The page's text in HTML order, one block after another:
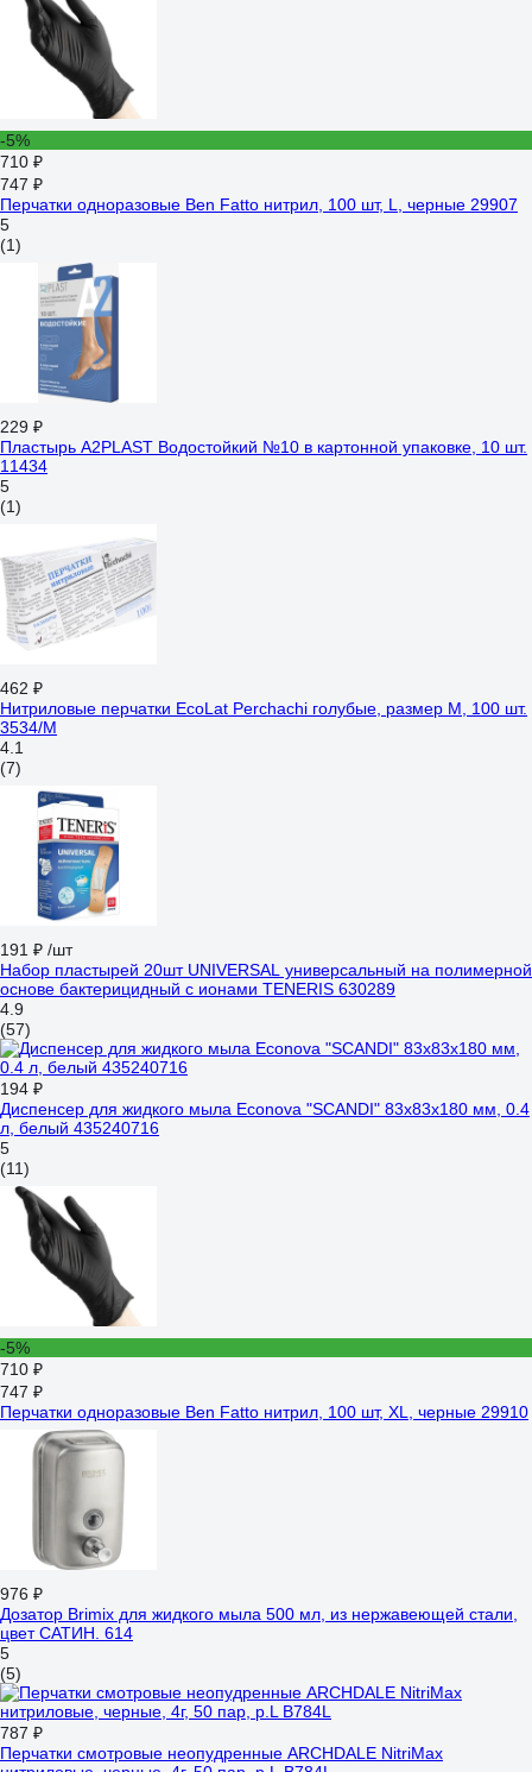
-5%
710 ₽
747 ₽
Перчатки одноразовые Ben Fatto нитрил, 100 шт, L, черные 29907
5
(1)
229 ₽
Пластырь A2PLAST Водостойкий №10 в картонной упаковке, 10 шт.
11434
5
(1)
462 ₽
Нитриловые перчатки EcoLat Perchachi голубые, размер M, 100 шт.
3534/M
4.1
(7)
191 ₽ /шт
Набор пластырей 20шт UNIVERSAL универсальный на полимерной
основе бактерицидный с ионами TENERIS 630289
4.9
(57)
194 ₽
Диспенсер для жидкого мыла Econova "SCANDI" 83x83x180 мм, 0.4
л, белый 435240716
5
(11)
-5%
710 ₽
747 ₽
Перчатки одноразовые Ben Fatto нитрил, 100 шт, XL, черные 29910
976 ₽
Дозатор Brimix для жидкого мыла 500 мл, из нержавеющей стали,
цвет САТИН. 614
5
(5)
787 ₽
Перчатки смотровые неопудренные ARCHDALE NitriMax